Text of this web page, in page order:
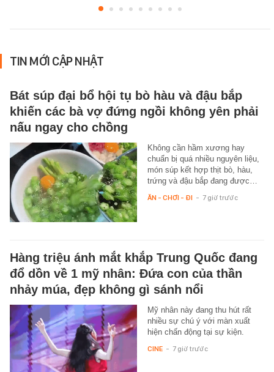
TIN MỚI CẬP NHẬT
Bát súp đại bổ hội tụ bò hàu và đậu bắp
khiến các bà vợ đứng ngồi không yên phải
nấu ngay cho chồng
Không cần hầm xương hay
chuẩn bị quá nhiều nguyên liệu,
món súp kết hợp thịt bò, hàu,
trứng và đậu bắp đang được…
ĂN - CHƠI - ĐI - 7 giờ trước
Hàng triệu ánh mắt khắp Trung Quốc đang
đổ dồn về 1 mỹ nhân: Đứa con của thần
nhảy múa, đẹp không gì sánh nổi
Mỹ nhân này đang thu hút rất
nhiều sự chú ý với màn xuất
hiện chấn động tại sự kiện.
CINE - 7 giờ trước